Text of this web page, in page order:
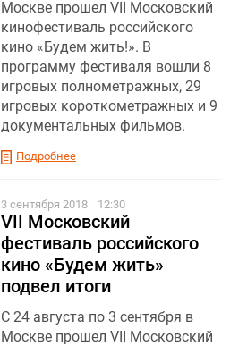
Москве прошел VII Московский
кинофестиваль российского
кино «Будем жить!». В
программу фестиваля вошли 8
игровых полнометражных, 29
игровых короткометражных и 9
документальных фильмов.
Подробнее
3 сентября 2018 12:30
VII Московский
фестиваль российского
кино «Будем жить»
подвел итоги
С 24 августа по 3 сентября в
Москве прошел VII Московский